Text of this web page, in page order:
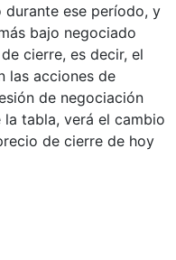
ese período, y
bajo negociado
cierre, es decir, el
las acciones de
de negociación
tabla, verá el cambio
de cierre de hoy